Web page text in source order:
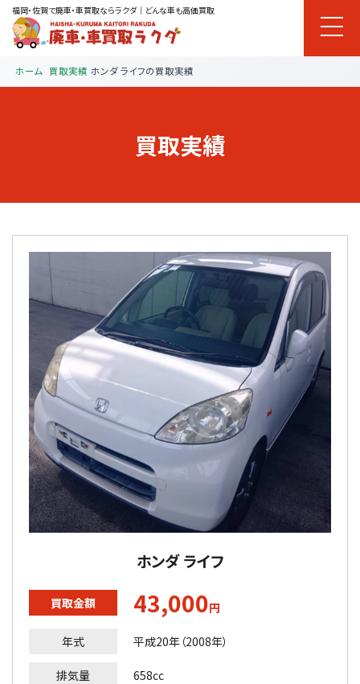
福岡・佐賀で廃車・車買取ならラクダ｜どんな車も高価買取
ホーム 買取実績 ホンダ ライフの買取実績
買取実績
ホンダ ライフ
買取金額 43,000円
年式 平成20年（2008年）
排気量 658cc